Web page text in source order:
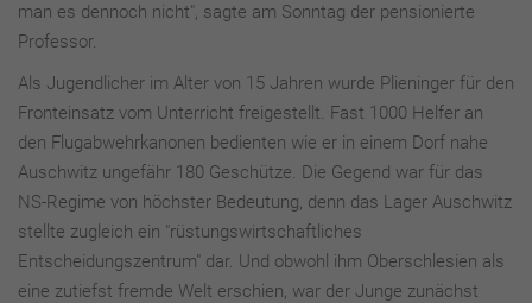
man es dennoch nicht", sagte am Sonntag der pensionierte
Professor.
Als Jugendlicher im Alter von 15 Jahren wurde Plieninger für den
Fronteinsatz vom Unterricht freigestellt. Fast 1000 Helfer an
den Flugabwehrkanonen bedienten wie er in einem Dorf nahe
Auschwitz ungefähr 180 Geschütze. Die Gegend war für das
NS-Regime von höchster Bedeutung, denn das Lager Auschwitz
stellte zugleich ein "rüstungswirtschaftliches
Entscheidungszentrum" dar. Und obwohl ihm Oberschlesien als
eine zutiefst fremde Welt erschien, war der Junge zunächst